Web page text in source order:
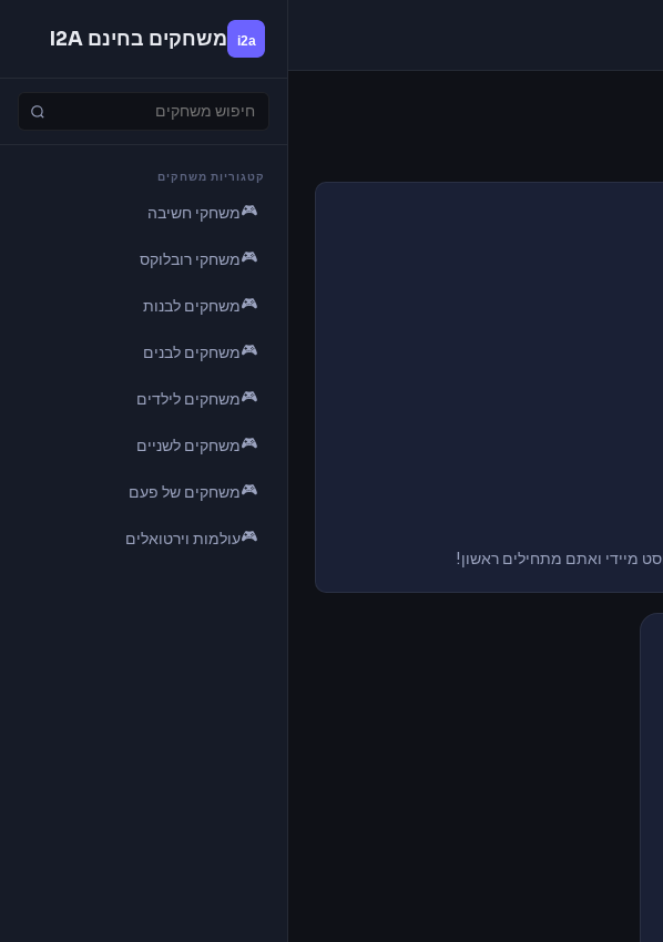
משחקים בחינם I2A
קטגוריות משחקים
🎮משחקי חשיבה
🎮משחקי רובלוקס
🎮משחקים לבנות
🎮משחקים לבנים
🎮משחקים לילדים
🎮משחקים לשניים
🎮משחקים של פעם
🎮עולמות וירטואלים